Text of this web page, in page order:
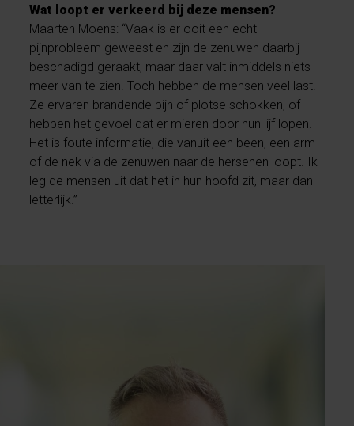
Wat loopt er verkeerd bij deze mensen?
Maarten Moens: “Vaak is er ooit een echt
pijnprobleem geweest en zijn de zenuwen daarbij
beschadigd geraakt, maar daar valt inmiddels niets
meer van te zien. Toch hebben de mensen veel last.
Ze ervaren brandende pijn of plotse schokken, of
hebben het gevoel dat er mieren door hun lijf lopen.
Het is foute informatie, die vanuit een been, een arm
of de nek via de zenuwen naar de hersenen loopt. Ik
leg de mensen uit dat het in hun hoofd zit, maar dan
letterlijk.”